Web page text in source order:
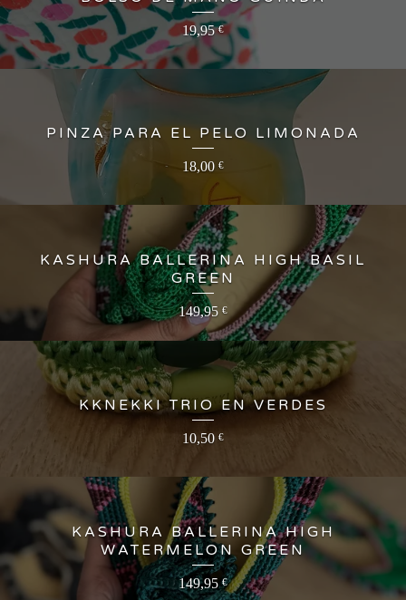
19,95€
PINZA PARA EL PELO LIMONADA
18,00 €
KASHURA BALLERINA HIGH BASIL
GREEN
149,95 €
KKNEKKI TRIO EN VERDES
10,50 €
KASHURA BALLERINA HIGH
WATERMELON GREEN
149,95€